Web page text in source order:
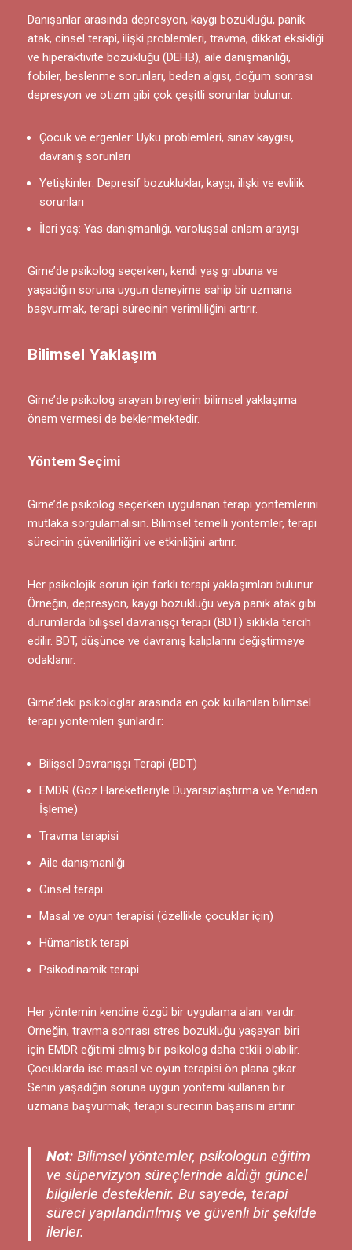
Danışanlar arasında depresyon, kaygı bozukluğu, panik
atak, cinsel terapi, ilişki problemleri, travma, dikkat eksikliği
ve hiperaktivite bozukluğu (DEHB), aile danışmanlığı,
fobiler, beslenme sorunları, beden algısı, doğum sonrası
depresyon ve otizm gibi çok çeşitli sorunlar bulunur.
Çocuk ve ergenler: Uyku problemleri, sınav kaygısı,
davranış sorunları
Yetişkinler: Depresif bozukluklar, kaygı, ilişki ve evlilik
sorunları
İleri yaş: Yas danışmanlığı, varoluşsal anlam arayışı
Girne’de psikolog seçerken, kendi yaş grubuna ve
yaşadığın soruna uygun deneyime sahip bir uzmana
başvurmak, terapi sürecinin verimliliğini artırır.
Bilimsel Yaklaşım
Girne’de psikolog arayan bireylerin bilimsel yaklaşıma
önem vermesi de beklenmektedir.
Yöntem Seçimi
Girne’de psikolog seçerken uygulanan terapi yöntemlerini
mutlaka sorgulamalısın. Bilimsel temelli yöntemler, terapi
sürecinin güvenilirliğini ve etkinliğini artırır.
Her psikolojik sorun için farklı terapi yaklaşımları bulunur.
Örneğin, depresyon, kaygı bozukluğu veya panik atak gibi
durumlarda bilişsel davranışçı terapi (BDT) sıklıkla tercih
edilir. BDT, düşünce ve davranış kalıplarını değiştirmeye
odaklanır.
Girne’deki psikologlar arasında en çok kullanılan bilimsel
terapi yöntemleri şunlardır:
Bilişsel Davranışçı Terapi (BDT)
EMDR (Göz Hareketleriyle Duyarsızlaştırma ve Yeniden
İşleme)
Travma terapisi
Aile danışmanlığı
Cinsel terapi
Masal ve oyun terapisi (özellikle çocuklar için)
Hümanistik terapi
Psikodinamik terapi
Her yöntemin kendine özgü bir uygulama alanı vardır.
Örneğin, travma sonrası stres bozukluğu yaşayan biri
için EMDR eğitimi almış bir psikolog daha etkili olabilir.
Çocuklarda ise masal ve oyun terapisi ön plana çıkar.
Senin yaşadığın soruna uygun yöntemi kullanan bir
uzmana başvurmak, terapi sürecinin başarısını artırır.
Not: Bilimsel yöntemler, psikologun eğitim
ve süpervizyon süreçlerinde aldığı güncel
bilgilerle desteklenir. Bu sayede, terapi
süreci yapılandırılmış ve güvenli bir şekilde
ilerler.